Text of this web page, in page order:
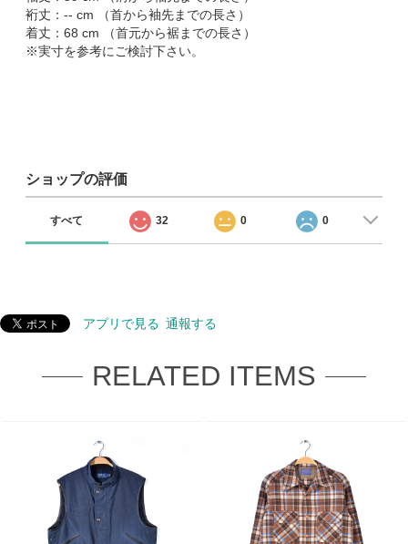
裄丈：-- cm （首から袖先までの長さ）
着丈：68 cm （首元から裾までの長さ）
※実寸を参考にご検討下さい。
ショップの評価
すべて 32 0 0
アプリで見る 通報する
RELATED ITEMS